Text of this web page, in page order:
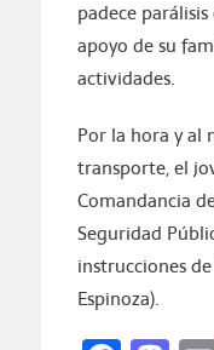
padece
apoyo de su
actividades.
Por la hora y al
transporte, el
Comandancia
Seguridad
instrucciones
Espinoza).